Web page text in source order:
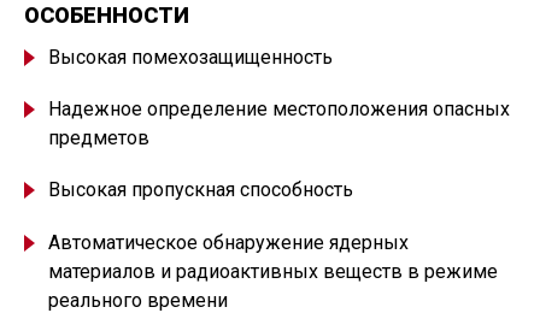
ОСОБЕННОСТИ
Высокая помехозащищенность
Надежное определение местоположения опасных
предметов
Высокая пропускная способность
Автоматическое обнаружение ядерных
материалов и радиоактивных веществ в режиме
реального времени